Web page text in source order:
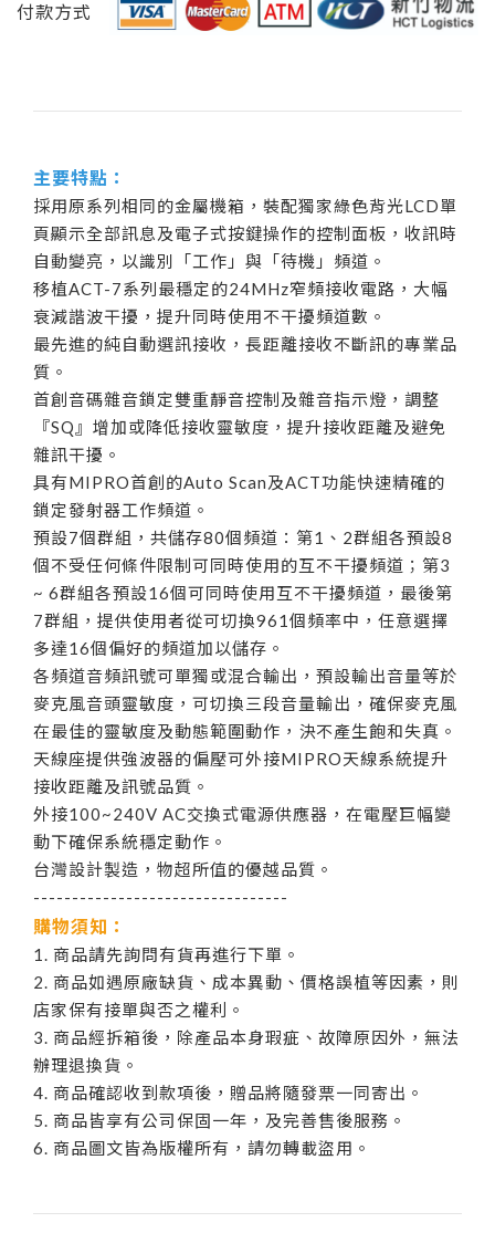
付款方式
主要特點：
採用原系列相同的金屬機箱，裝配獨家綠色背光LCD單
頁顯示全部訊息及電子式按鍵操作的控制面板，收訊時
自動變亮，以識別「工作」與「待機」頻道。
移植ACT-7系列最穩定的24MHz窄頻接收電路，大幅
衰減諧波干擾，提升同時使用不干擾頻道數。
最先進的純自動選訊接收，長距離接收不斷訊的專業品
質。
首創音碼雜音鎖定雙重靜音控制及雜音指示燈，調整
『SQ』增加或降低接收靈敏度，提升接收距離及避免
雜訊干擾。
具有MIPRO首創的Auto Scan及ACT功能快速精確的
鎖定發射器工作頻道。
預設7個群組，共儲存80個頻道：第1、2群組各預設8
個不受任何條件限制可同時使用的互不干擾頻道；第3
~ 6群組各預設16個可同時使用互不干擾頻道，最後第
7群組，提供使用者從可切換961個頻率中，任意選擇
多達16個偏好的頻道加以儲存。
各頻道音頻訊號可單獨或混合輸出，預設輸出音量等於
麥克風音頭靈敏度，可切換三段音量輸出，確保麥克風
在最佳的靈敏度及動態範圍動作，決不產生飽和失真。
天線座提供強波器的偏壓可外接MIPRO天線系統提升
接收距離及訊號品質。
外接100~240V AC交換式電源供應器，在電壓巨幅變
動下確保系統穩定動作。
台灣設計製造，物超所值的優越品質。
---------------------------------
購物須知：
1. 商品請先詢問有貨再進行下單。
2. 商品如遇原廠缺貨、成本異動、價格誤植等因素，則
店家保有接單與否之權利。
3. 商品經拆箱後，除產品本身瑕疵、故障原因外，無法
辦理退換貨。
4. 商品確認收到款項後，贈品將隨發票一同寄出。
5. 商品皆享有公司保固一年，及完善售後服務。
6. 商品圖文皆為版權所有，請勿轉載盜用。